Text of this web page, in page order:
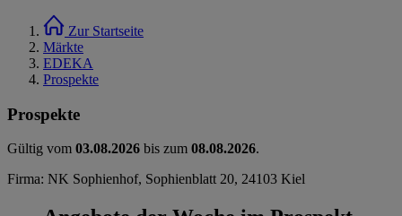
Zur Startseite
Märkte
EDEKA
Prospekte
Prospekte
Gültig vom 03.08.2026 bis zum 08.08.2026.
Firma: NK Sophienhof, Sophienblatt 20, 24103 Kiel